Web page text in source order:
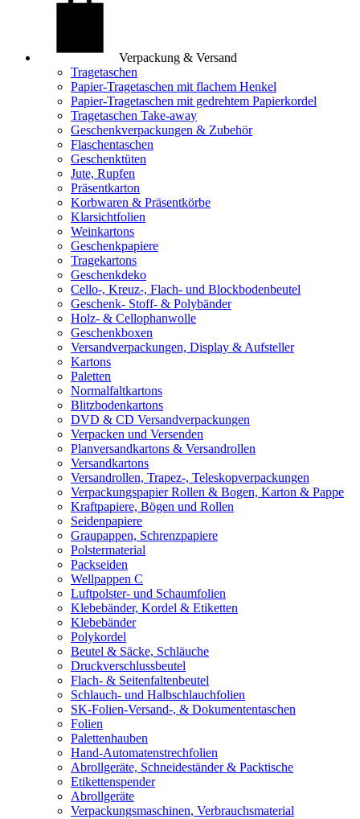
Verpackung & Versand
Tragetaschen
Papier-Tragetaschen mit flachem Henkel
Papier-Tragetaschen mit gedrehtem Papierkordel
Tragetaschen Take-away
Geschenkverpackungen & Zubehör
Flaschentaschen
Geschenktüten
Jute, Rupfen
Präsentkarton
Korbwaren & Präsentkörbe
Klarsichtfolien
Weinkartons
Geschenkpapiere
Tragekartons
Geschenkdeko
Cello-, Kreuz-, Flach- und Blockbodenbeutel
Geschenk- Stoff- & Polybänder
Holz- & Cellophanwolle
Geschenkboxen
Versandverpackungen, Display & Aufsteller
Kartons
Paletten
Normalfaltkartons
Blitzbodenkartons
DVD & CD Versandverpackungen
Verpacken und Versenden
Planversandkartons & Versandrollen
Versandkartons
Versandrollen, Trapez-, Teleskopverpackungen
Verpackungspapier Rollen & Bogen, Karton & Pappe
Kraftpapiere, Bögen und Rollen
Seidenpapiere
Graupappen, Schrenzpapiere
Polstermaterial
Packseiden
Wellpappen C
Luftpolster- und Schaumfolien
Klebebänder, Kordel & Etiketten
Klebebänder
Polykordel
Beutel & Säcke, Schläuche
Druckverschlussbeutel
Flach- & Seitenfaltenbeutel
Schlauch- und Halbschlauchfolien
SK-Folien-Versand-, & Dokumententaschen
Folien
Palettenhauben
Hand-Automatenstrechfolien
Abrollgeräte, Schneideständer & Packtische
Etikettenspender
Abrollgeräte
Verpackungsmaschinen, Verbrauchsmaterial